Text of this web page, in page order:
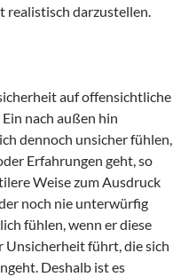
realistisch darzustellen.
auf offensichtliche
nach außen hin
dennoch unsicher fühlen,
Erfahrungen geht, so
Weise zum Ausdruck
noch nie unterwürfig
fühlen, wenn er diese
Unsicherheit führt, die sich
Deshalb ist es